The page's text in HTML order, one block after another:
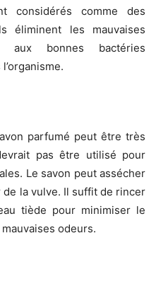
comme des
éliminent les mauvaises
aux bonnes bactéries
parfumé peut être très
pas être utilisé pour
Le savon peut assécher
la vulve. Il suffit de rincer
tiède pour minimiser le
odeurs.